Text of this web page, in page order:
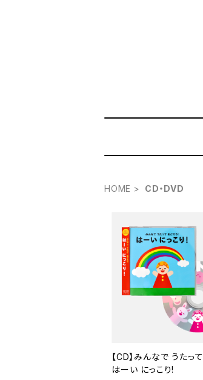
HOME CD・DVD
【CD】みんなで うたっ
はーい にっこり!